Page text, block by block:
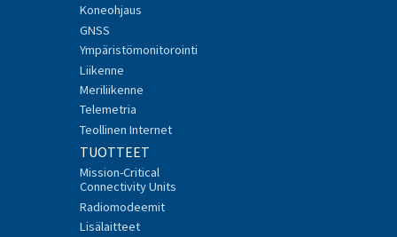
Koneohjaus
GNSS
Ympäristömonitorointi
Liikenne
Meriliikenne
Telemetria
Teollinen Internet
TUOTTEET
Mission-Critical
Connectivity Units
Radiomodeemit
Lisälaitteet